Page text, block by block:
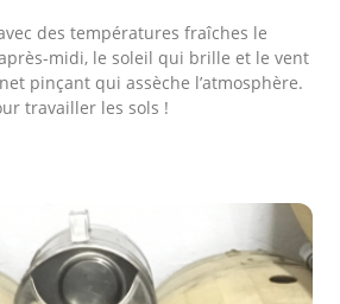
des températures fraîches le
midi, le soleil qui brille et le vent
pinçant qui assèche l’atmosphère.
travailler les sols !